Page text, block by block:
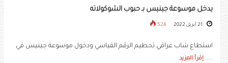
يدخل موسوعة جينيس بـ حبوب الشوكولاته
524
استطاع شاب عراقي تحطيم الرقم القياسي ودخول موسوعة جينيس في
..... إقرأ المزيد